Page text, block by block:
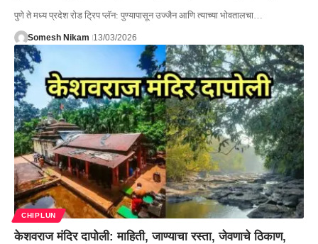
पुणे ते मध्य प्रदेश रोड ट्रिप प्लॅन: पुण्यापासून उज्जैन आणि त्याच्या भोवतालचा…
Somesh Nikam 13/03/2026
CHIPLUN
केशवराज मंदिर दापोली: माहिती, जाण्याचा रस्ता, जेवणाचे ठिकाण,